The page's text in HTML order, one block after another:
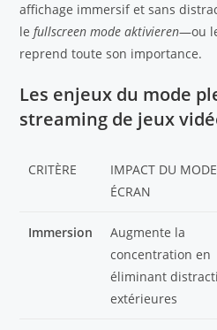
affichage immersif et sans
lefullscreen mode aktivieren—ou
reprend toute son importance.
Les enjeux du mode
streaming de jeux
CRITÈRE
IMPACT DU
ÉCRAN
Immersion
Augmente la
concentration en
éliminant
extérieures